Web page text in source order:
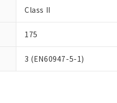
Class II
175
3 (EN60947-5-1)